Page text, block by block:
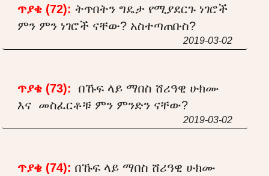
ጥያቄ (72): ትጥበትን ግዴታ የሚያደርጉ ነገሮች
ምን ምን ነገሮች ናቸው? አስተጣጠቡስ?
2019-03-02
ጥያቄ (73):
በኹፍ ላይ ማበስ ሸሪዓዊ ሁክሙ
እና መስፈርቶቹ ምን ምንድን ናቸው?
2019-03-02
ጥያቄ (74): በኹፍ ላይ ማበስ ሸሪዓዊ ሁክሙ